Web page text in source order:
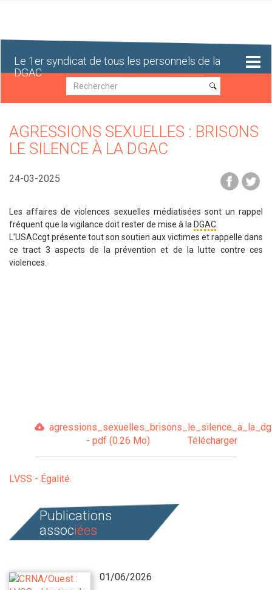
Le 1er syndicat de tous les personnels de la
DGAC
Recherche
Recherche
AGRESSIONS SEXUELLES : BRISONS
LE SILENCE À LA DGAC
24-03-2025
Les affaires de violences sexuelles médiatisées sont un rappel
fréquent que la vigilance doit rester de mise à la DGAC
L’USACcgt présente tout son soutien aux victimes et rappelle dans
ce tract 3 aspects de la prévention et de la lutte contre ces
violences.
- pdf (0.26 Mo)
Télécharger
LVSS - Égalité
Publications
associées
01/06/2026